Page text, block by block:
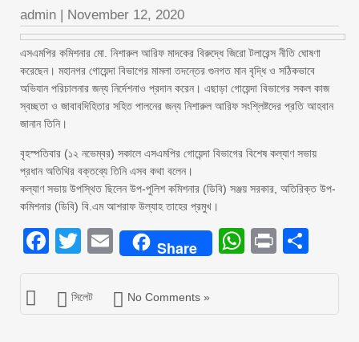
admin | November 12, 2020
এসএমপির কমিশনার মো. নিশারুল আরিফ মাদকের বিরুদ্ধে জিরো টলারেন্স নীতি ঘোষণা
করেছেন। মহানগর গোয়েন্দা বিভাগের মামলা তদন্তের গুনগত মান বৃদ্ধি ও সঠিকভাবে
অভিযান পরিচালনার জন্য নির্দেশনাও প্রদান করেন। এছাড়া গোয়েন্দা বিভাগের সকল কাজ
স্বচ্ছতা ও জাবাবদিহিতার সহিত পালনের জন্য নিশারুল আরিফ সংশ্লিষ্টদের প্রতি আহবান
জানান তিনি।
বৃহস্পতিবার (১২ নভেম্বর) সকালে এসএমপির গোয়েন্দা বিভাগের বিশেষ কল্যাণ সভায়
প্রধান অতিথির বক্তব্যে তিনি এসব কথা বলেন।
কল্যাণ সভায় উপস্থিত ছিলেন উপ-পুলিশ কমিশনার (ডিবি) সঞ্জয় সরকার, অতিরিক্ত উপ-
কমিশনার (ডিবি) বি.এম আশরাফ উল্যাহ তাহের প্রমুখ।
Facebook
Twitter
EmailShare Print
সিলেট No Comments »